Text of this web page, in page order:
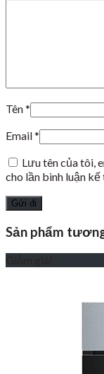
Tên*
Email*
Lưu tên của tôi,
cho lần bình luận
Sản phẩm